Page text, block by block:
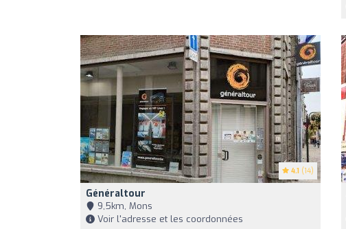
4.1 (14)
Généraltour
9,5km, Mons
Voir l'adresse et les coordonnées